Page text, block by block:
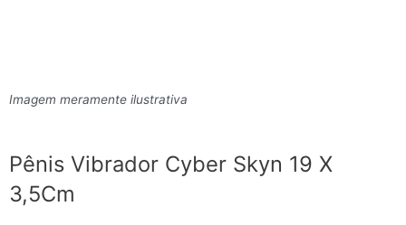
Imagem meramente ilustrativa
Pênis Vibrador Cyber Skyn 19 X
3,5Cm